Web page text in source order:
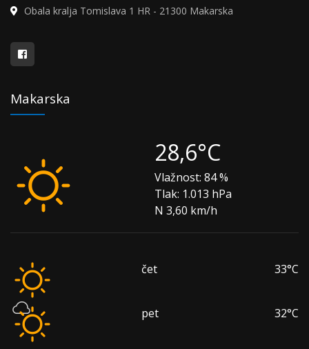
Obala kralja Tomislava 1 HR - 21300 Makarska
Makarska
28,6°C
Vlažnost: 84 %
Tlak: 1.013 hPa
N 3,60 km/h
čet 33°C
pet 32°C